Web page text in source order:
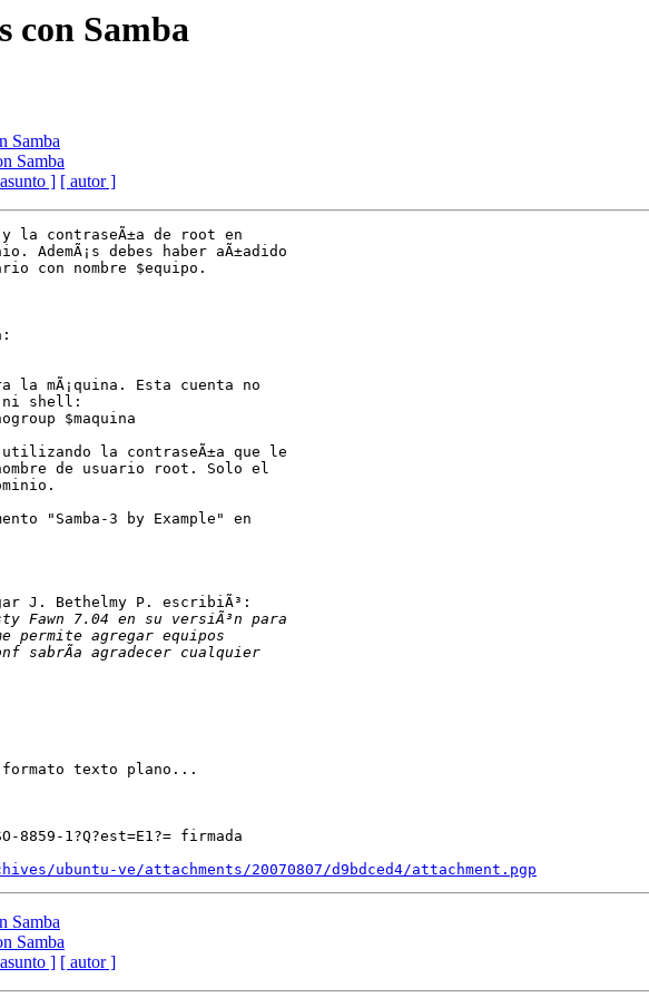
con Samba
Samba
Samba
] [ autor ]
la contraseÃ±a de root en
AdemÃ¡s debes haber aÃ±adido
con nombre $equipo.
la mÃ¡quina. Esta cuenta no
ni shell:
$maquina
utilizando la contraseÃ±a que le
de usuario root. Solo el
"Samba-3 by Example" en
J. Bethelmy P. escribiÃ³:
formato texto plano...
1?Q?est=E1?= firmada
ubuntu-ve/attachments/20070807/d9bdced4/attachment.pgp
Samba
Samba
] [ autor ]